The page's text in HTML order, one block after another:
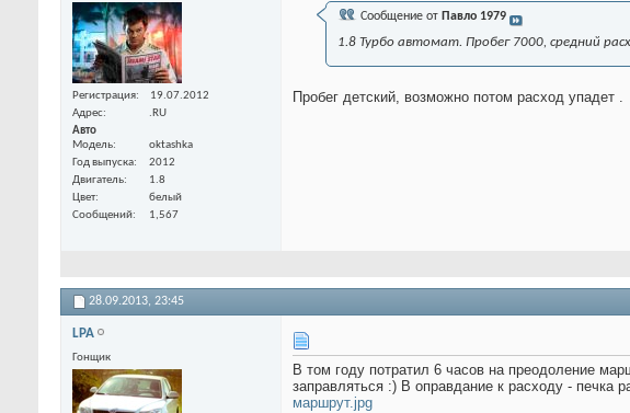
Регистрация
19.07.2012
Адрес
.RU
Авто
Модель
oktashka
Год выпуска
2012
Двигатель
1.8
Цвет
белый
Сообщений
1,567
Сообщение от Павло 1979
1.8 Турбо автомат. Пробег 7000, средний
Пробег детский, возможно потом расход упадет .
28.09.2013, 23:45
LPA
Гонщик
В том году потратил 6 часов на преодоление
заправляться :) В оправдание к расходу - печка
маршрут.jpg